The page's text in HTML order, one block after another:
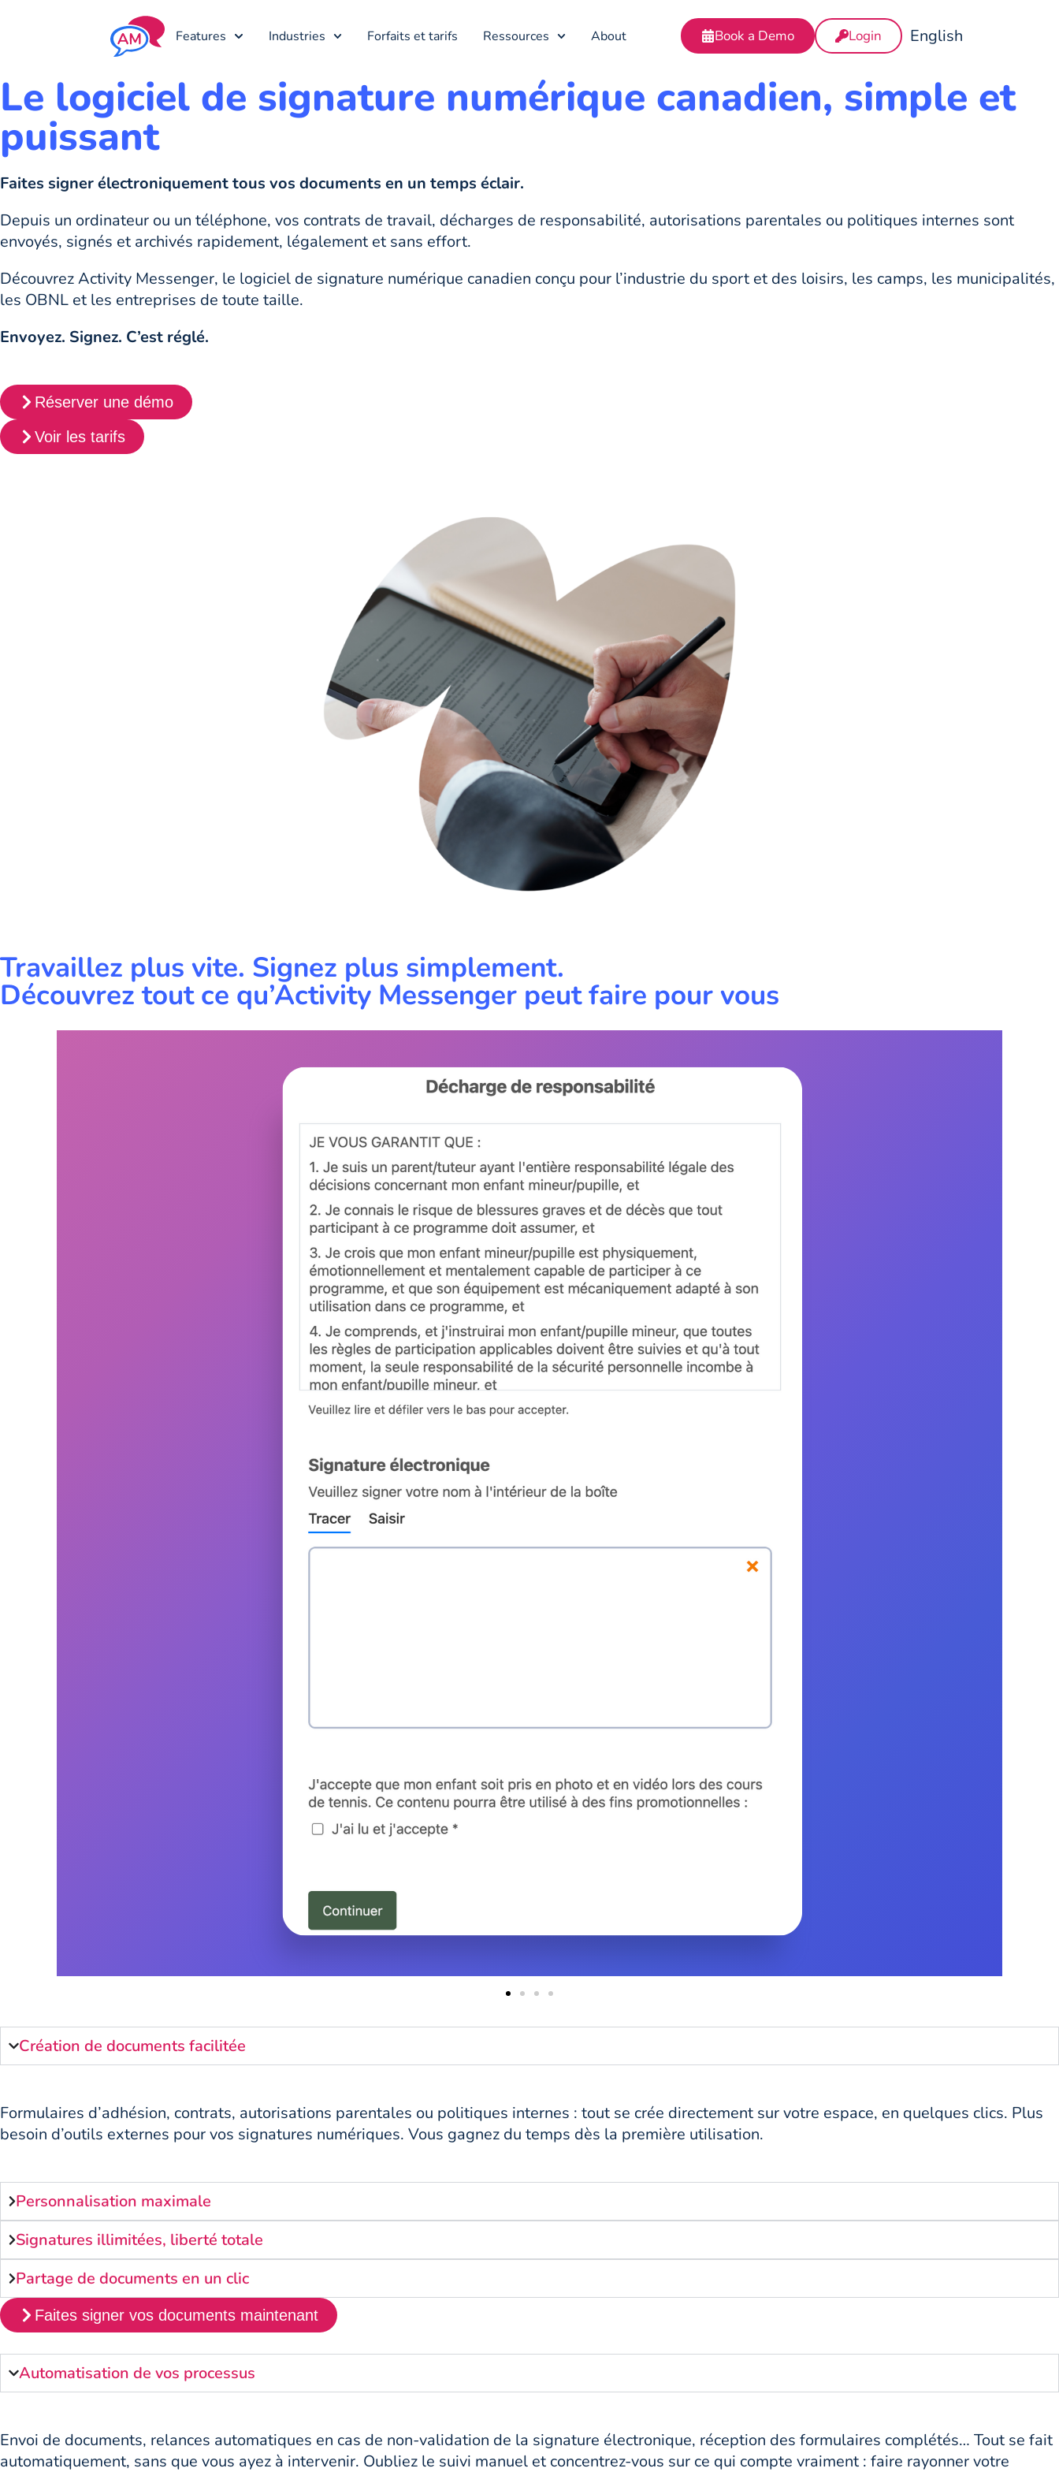
Features Industries Forfaits et tarifs Ressources About Book a Demo Login English
Le logiciel de signature numérique canadien, simple et
puissant
Faites signer électroniquement tous vos documents en un temps éclair.
Depuis un ordinateur ou un téléphone, vos contrats de travail, décharges de responsabilité, autorisations parentales ou politiques internes sont
envoyés, signés et archivés rapidement, légalement et sans effort.
Découvrez Activity Messenger, le logiciel de signature numérique canadien conçu pour l’industrie du sport et des loisirs, les camps, les municipalités,
les OBNL et les entreprises de toute taille.
Envoyez. Signez. C’est réglé.
Réserver une démo
Voir les tarifs
Travaillez plus vite. Signez plus simplement.
Découvrez tout ce qu’Activity Messenger peut faire pour vous
Création de documents facilitée
Formulaires d’adhésion, contrats, autorisations parentales ou politiques internes : tout se crée directement sur votre espace, en quelques clics. Plus
besoin d’outils externes pour vos signatures numériques. Vous gagnez du temps dès la première utilisation.
Personnalisation maximale
Signatures illimitées, liberté totale
Partage de documents en un clic
Faites signer vos documents maintenant
Automatisation de vos processus
Envoi de documents, relances automatiques en cas de non-validation de la signature électronique, réception des formulaires complétés… Tout se fait
automatiquement, sans que vous ayez à intervenir. Oubliez le suivi manuel et concentrez-vous sur ce qui compte vraiment : faire rayonner votre